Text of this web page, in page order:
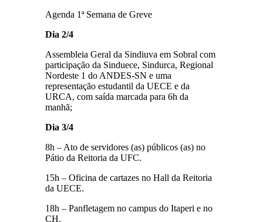
Agenda 1ª Semana de Greve
Dia 2/4
Assembleia Geral da Sindiuva em Sobral com
participação da Sinduece, Sindurca, Regional
Nordeste 1 do ANDES-SN e uma
representação estudantil da UECE e da
URCA, com saída marcada para 6h da
manhã;
Dia 3/4
8h – Ato de servidores (as) públicos (as) no
Pátio da Reitoria da UFC.
15h – Oficina de cartazes no Hall da Reitoria
da UECE.
18h – Panfletagem no campus do Itaperi e no
CH.